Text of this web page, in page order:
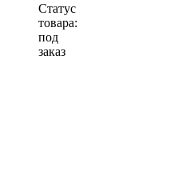
Статус
товара:
под
заказ